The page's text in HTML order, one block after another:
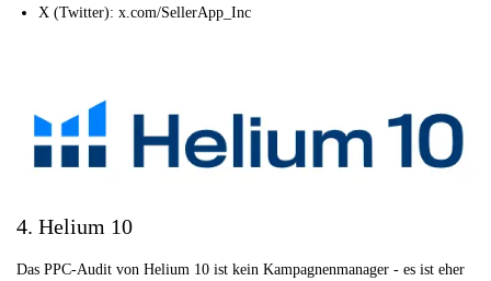
X (Twitter): x.com/SellerApp_Inc
4. Helium 10
Das PPC-Audit von Helium 10 ist kein Kampagnenmanager - es ist eher